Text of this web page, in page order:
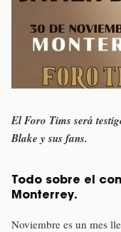
El Foro Tims será
Blake y sus fans.
Todo sobre el
Monterrey.
Noviembre es un mes